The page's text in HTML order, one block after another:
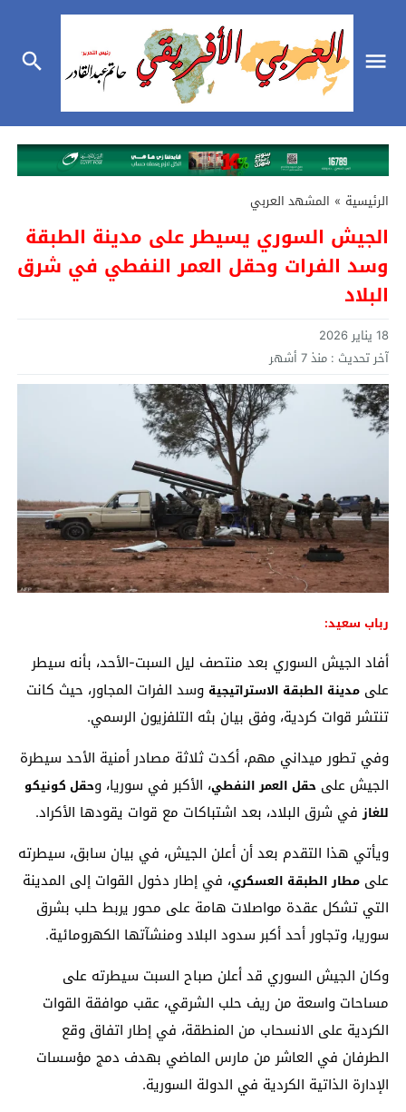
الرئيسية » المشهد العربي
الجيش السوري يسيطر على مدينة الطبقة
وسد الفرات وحقل العمر النفطي في شرق
البلاد
18 يناير 2026
آخر تحديث : منذ 7 أشهر
رباب سعيد:
أفاد الجيش السوري بعد منتصف ليل السبت-الأحد، بأنه سيطر
على مدينة الطبقة الاستراتيجية وسد الفرات المجاور، حيث كانت
تنتشر قوات كردية، وفق بيان بثه التلفزيون الرسمي.
وفي تطور ميداني مهم، أكدت ثلاثة مصادر أمنية الأحد سيطرة
الجيش على حقل العمر النفطي، الأكبر في سوريا، وحقل كونيكو
للغازفي شرق البلاد، بعد اشتباكات مع قوات يقودها الأكراد.
ويأتي هذا التقدم بعد أن أعلن الجيش، في بيان سابق، سيطرته
على مطار الطبقة العسكري، في إطار دخول القوات إلى المدينة
التي تشكل عقدة مواصلات هامة على محور يربط حلب بشرق
سوريا، وتجاور أحد أكبر سدود البلاد ومنشآتها الكهرومائية.
وكان الجيش السوري قد أعلن صباح السبت سيطرته على
مساحات واسعة من ريف حلب الشرقي، عقب موافقة القوات
الكردية على الانسحاب من المنطقة، في إطار اتفاق وقع
الطرفان في العاشر من مارس الماضي بهدف دمج مؤسسات
الإدارة الذاتية الكردية في الدولة السورية.